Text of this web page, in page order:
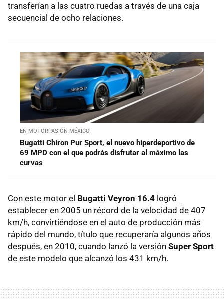
transferían a las cuatro ruedas a través de una caja
secuencial de ocho relaciones.
EN MOTORPASIÓN MÉXICO
Bugatti Chiron Pur Sport, el nuevo hiperdeportivo de
69 MPD con el que podrás disfrutar al máximo las
curvas
Con este motor el Bugatti Veyron 16.4 logró
establecer en 2005 un récord de la velocidad de 407
km/h, convirtiéndose en el auto de producción más
rápido del mundo, título que recuperaría algunos años
después, en 2010, cuando lanzó la versión Super Sport
de este modelo que alcanzó los 431 km/h.